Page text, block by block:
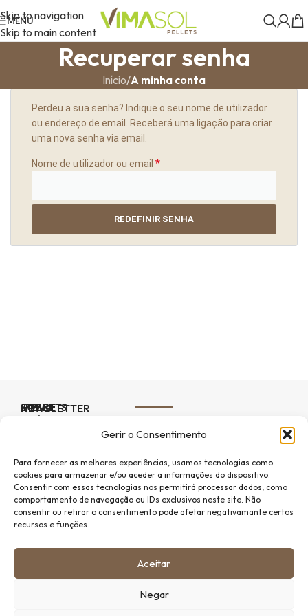
Gerir o Consentimento
Para fornecer as melhores experiências, usamos tecnologias como
cookies para armazenar e/ou aceder a informações do dispositivo.
Consentir com essas tecnologias nos permitirá processar dados, como
comportamento de navegação ou IDs exclusivos neste site. Não
consentir ou retirar o consentimento pode afetar negativamante certos
recursos e funções.
Aceitar
Negar
Skip to navigation
Skip to main content
MENU
Recuperar senha
Início/A minha conta
Perdeu a sua senha? Indique o seu nome de utilizador
ou endereço de email. Receberá uma ligação para criar
uma nova senha via email.
Nome de utilizador ou email *
REDEFINIR SENHA
PELLETS
Comprar
Pellets
&
SOBRE
Pellets
Vimasol
NEWSLETTER
Subscreva a nossa newsletter para ficar a par de todas
Subscrever